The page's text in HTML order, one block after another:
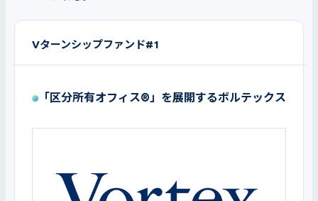
Vターンシップファンド#1
「区分所有オフィス®」を展開するボルテックス